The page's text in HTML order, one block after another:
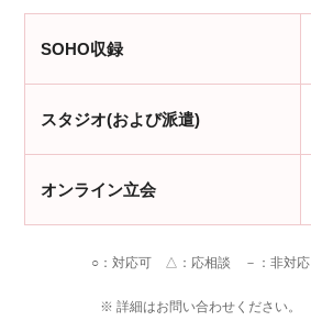
SOHO収録
スタジオ(および派遣)
オンライン立会
○：対応可 △：応相談 －：非対応
※ 詳細はお問い合わせください。